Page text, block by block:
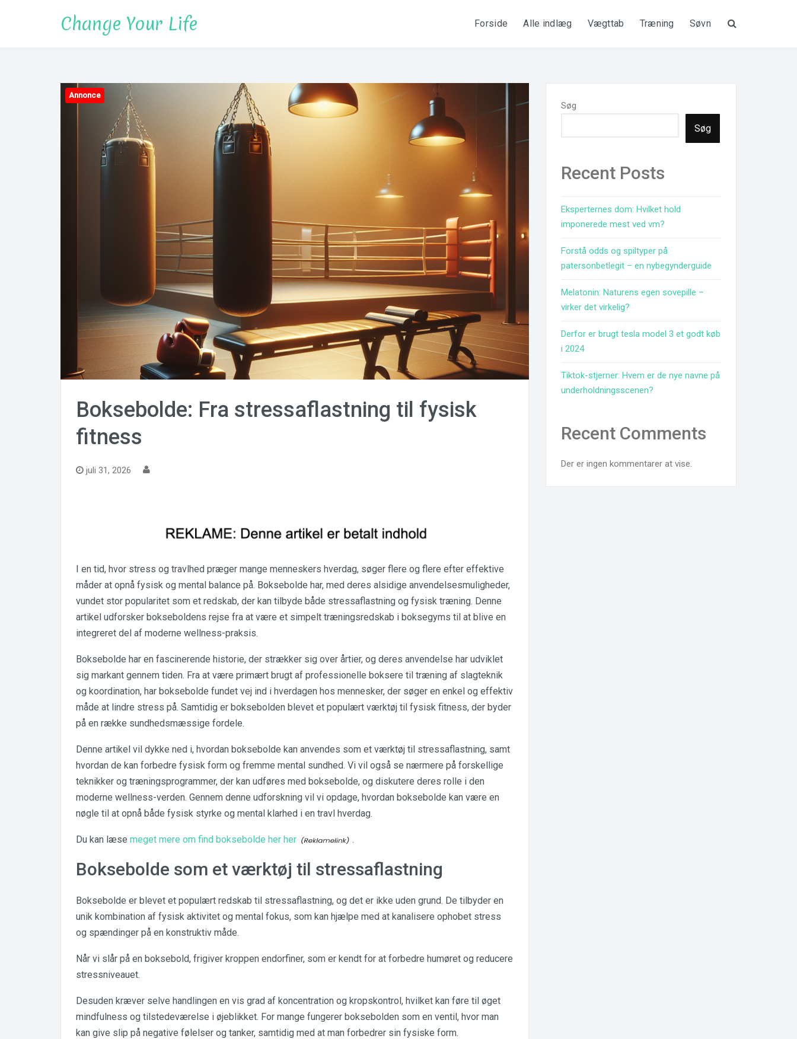
Change Your Life Forside Alle indlæg Vægttab Træning Søvn
Annonce
Boksebolde: Fra stressaflastning til fysisk
fitness
juli 31, 2026
I en tid, hvor stress og travlhed præger mange menneskers hverdag, søger flere og flere efter effektive
måder at opnå fysisk og mental balance på. Boksebolde har, med deres alsidige anvendelsesmuligheder,
vundet stor popularitet som et redskab, der kan tilbyde både stressaflastning og fysisk træning. Denne
artikel udforsker bokseboldens rejse fra at være et simpelt træningsredskab i boksegyms til at blive en
integreret del af moderne wellness-praksis.
Boksebolde har en fascinerende historie, der strækker sig over årtier, og deres anvendelse har udviklet
sig markant gennem tiden. Fra at være primært brugt af professionelle boksere til træning af slagteknik
og koordination, har boksebolde fundet vej ind i hverdagen hos mennesker, der søger en enkel og effektiv
måde at lindre stress på. Samtidig er boksebolden blevet et populært værktøj til fysisk fitness, der byder
på en række sundhedsmæssige fordele.
Denne artikel vil dykke ned i, hvordan boksebolde kan anvendes som et værktøj til stressaflastning, samt
hvordan de kan forbedre fysisk form og fremme mental sundhed. Vi vil også se nærmere på forskellige
teknikker og træningsprogrammer, der kan udføres med boksebolde, og diskutere deres rolle i den
moderne wellness-verden. Gennem denne udforskning vil vi opdage, hvordan boksebolde kan være en
nøgle til at opnå både fysisk styrke og mental klarhed i en travl hverdag.
Du kan læse meget mere om find boksebolde her her .
Boksebolde som et værktøj til stressaflastning
Boksebolde er blevet et populært redskab til stressaflastning, og det er ikke uden grund. De tilbyder en
unik kombination af fysisk aktivitet og mental fokus, som kan hjælpe med at kanalisere ophobet stress
og spændinger på en konstruktiv måde.
Når vi slår på en boksebold, frigiver kroppen endorfiner, som er kendt for at forbedre humøret og reducere
stressniveauet.
Desuden kræver selve handlingen en vis grad af koncentration og kropskontrol, hvilket kan føre til øget
mindfulness og tilstedeværelse i øjeblikket. For mange fungerer boksebolden som en ventil, hvor man
kan give slip på negative følelser og tanker, samtidig med at man forbedrer sin fysiske form.
Søg
Søg
Recent Posts
Eksperternes dom: Hvilket hold
imponerede mest ved vm?
Forstå odds og spiltyper på
patersonbetlegit – en nybegynderguide
Melatonin: Naturens egen sovepille –
virker det virkelig?
Derfor er brugt tesla model 3 et godt køb
i 2024
Tiktok-stjerner: Hvem er de nye navne på
underholdningsscenen?
Recent Comments
Der er ingen kommentarer at vise.